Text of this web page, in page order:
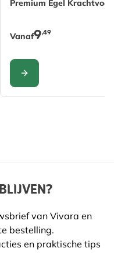
en
(FSC® 100%)
Premium Egel Krachtvoer
Vanaf9,49
CONFIGURE
van Vivara en
bestelling.
en praktische tips